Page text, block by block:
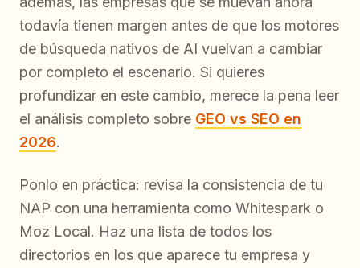
todavía tienen margen antes de que los motores
de búsqueda nativos de AI vuelvan a cambiar
por completo el escenario. Si quieres
profundizar en este cambio, merece la pena leer
el análisis completo sobre GEO vs SEO en
2026.
Ponlo en práctica: revisa la consistencia de tu
NAP con una herramienta como Whitespark o
Moz Local. Haz una lista de todos los
directorios en los que aparece tu empresa y